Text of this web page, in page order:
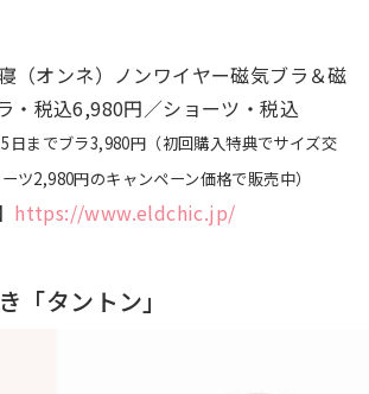
（オンネ）ノンワイヤー磁気ブラ＆磁
・税込6,980円／ショーツ・税込
日までブラ3,980円（初回購入特典でサイズ交
ツ2,980円のキャンペーン価格で販売中）
https://www.eldchic.jp/
「タントン」